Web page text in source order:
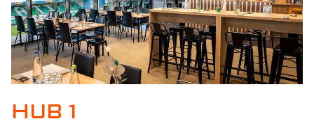
HUB 1